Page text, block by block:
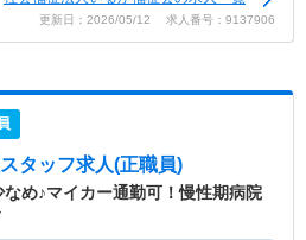
更新日：2026/05/12 求人番号：9137906
タッフ求人(正職員)
なめ♪マイカー通勤可！慢性期病院